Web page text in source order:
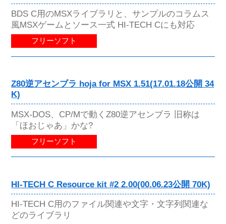
BDS C用のMSXライブラリと、サンプルのコラムス
風MSXゲームとソース一式 HI-TECH Cにも対応
フリーソフト
Z80逆アセンブラ hoja for MSX 1.51(17.01.18公開 34
K)
MSX-DOS、CP/Mで動くZ80逆アセンブラ 旧称は
「ほおじゃあ」かな?
フリーソフト
HI-TECH C Resource kit #2 2.00(00.06.23公開 70K)
HI-TECH C用のファイル関連や文字・文字列関連な
どのライブラリ